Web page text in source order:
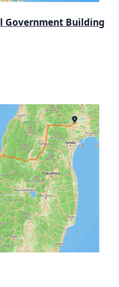
Government Building